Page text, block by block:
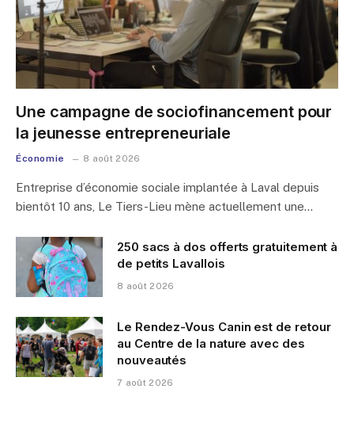
Une campagne de sociofinancement pour
la jeunesse entrepreneuriale
Économie 8 août 2026
Entreprise d’économie sociale implantée à Laval depuis
bientôt 10 ans, Le Tiers-Lieu mène actuellement une…
250 sacs à dos offerts gratuitement à
de petits Lavallois
8 août 2026
Le Rendez-Vous Canin est de retour
au Centre de la nature avec des
nouveautés
7 août 2026